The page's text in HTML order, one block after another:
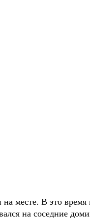
месте. В это
на соседние